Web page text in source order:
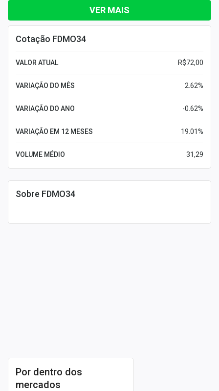
VER MAIS
Cotação FDMO34
VALOR ATUAL R$72,00
VARIAÇÃO DO MÊS 2.62%
VARIAÇÃO DO ANO -0.62%
VARIAÇÃO EM 12 MESES 19.01%
VOLUME MÉDIO 31,29
Sobre FDMO34
Leia mais
Por dentro dos
mercados